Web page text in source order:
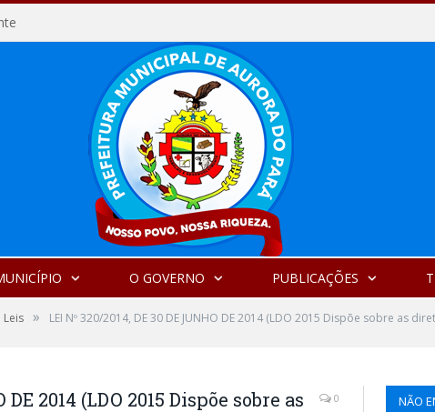
O GOVERNO PUBLICAÇÕES
Leis » LEI Nº 320/2014, DE 30 DE JUNHO DE 2014 (LDO 2015 Dispõe sobre as
2014 (LDO 2015 Dispõe sobre as
0 NÃO